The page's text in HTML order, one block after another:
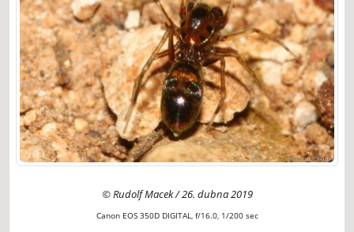
© Rudolf Macek / 26. dubna 2019
Canon EOS 350D DIGITAL, f/16.0, 1/200 sec